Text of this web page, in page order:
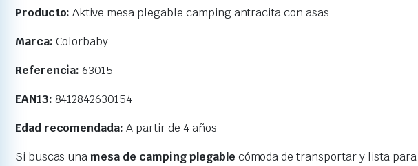
Producto: Aktive mesa plegable camping antracita con asas
Marca: Colorbaby
Referencia: 63015
EAN13: 8412842630154
Edad recomendada: A partir de 4 años
Si buscas una mesa de camping plegable cómoda de transportar y lista